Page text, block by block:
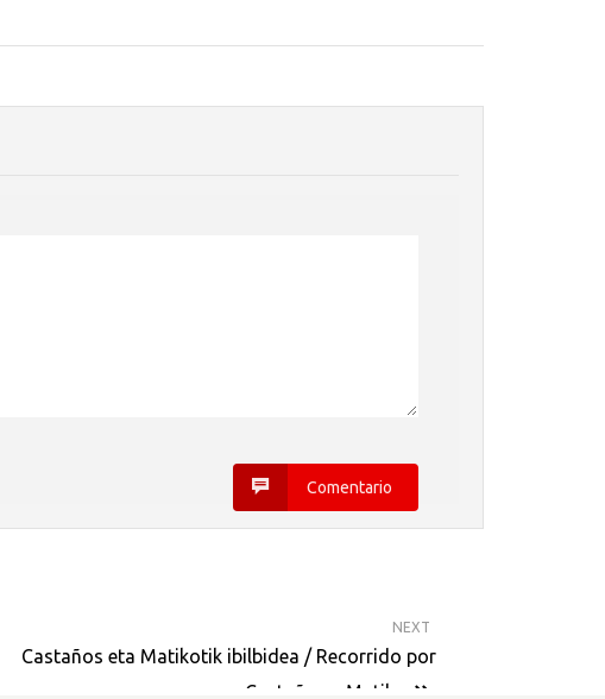
Comentario
NEXT
Castaños eta Matikotik ibilbidea / Recorrido por
Castaños y Matiko